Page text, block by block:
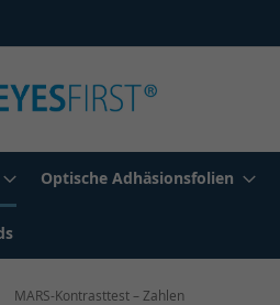
Optische Adhäsionsfolien
MARS-Kontrasttest – Zahlen